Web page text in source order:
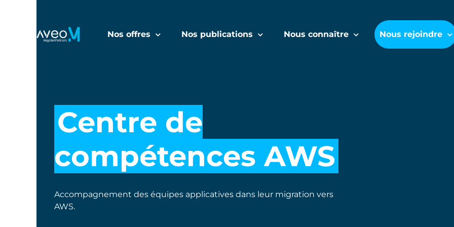
Nos offres Nos publications Nous connaître Nous rejoindre
Centre de
compétences AWS
Accompagnement des équipes applicatives dans leur migration vers
AWS.